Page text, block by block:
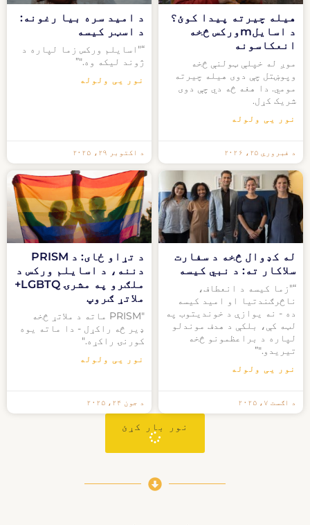
هیله چیرته پیدا کوئ؟
د اسایلmورکس څخه
انعکاسونه
موږ له خپلې ټولنې څخه
وپوښتل چې دوی هیله چیرته
مومي. دا هغه څه دي چې دوی
شریک کړل.
نور یی ولوله
د فبروري ۲۵، ۲۰۲۶
د امید سره بیا رغونه:
د اسټر کیسه
“"اسایلم ورکس زما لپاره د
ژوند لیکه وه."”
نور یی ولوله
د اکتوبر ۲۹، ۲۰۲۵
له کډوال څخه د سفارت
سلاکار ته: د نبي کیسه
“"زما کیسه د انعطاف،
ناڅرګندتیا او امید کیسه
ده - نه یوازې د خوندیتوب په
لټه کې، بلکې د هدف موندلو
لپاره د براعظمونو څخه
تیریدو."”
نور یی ولوله
د اګست ۷، ۲۰۲۵
د تړاو ځای: د PRISM
دننه، د اسایلم ورکس د
ملګرو په مشرۍ LGBTQ+
ملاتړ ګروپ
"PRISM ماته د ملاتړ څخه
ډیر څه راکړل - دا ماته یوه
کورنۍ راکړه."
نور یی ولوله
د جون ۲۴، ۲۰۲۵
نور بار کړئ